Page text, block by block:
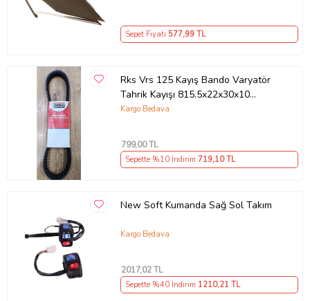
Sepet Fiyatı 577,99 TL
Rks Vrs 125 Kayış Bando Varyatör
Tahrik Kayışı 815.5x22x30x10
Supermoto
Kargo Bedava
799,00 TL
Sepette %10 İndirim 719,10 TL
New Soft Kumanda Sağ Sol Takım
Kargo Bedava
2017,02 TL
Sepette %40 İndirim 1210,21 TL